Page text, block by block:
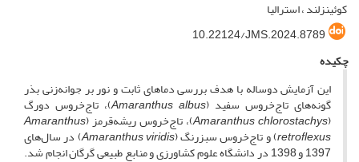
کوئینزلند ، استرالیا
10.22124/JMS.2024.8789
چکیده
این آزمایش دوساله با هدف بررسی دماهای ثابت و نور بر جوانه‌زنی بذر
گونه‌های تاج‌خروس سفید (Amaranthus albus)، تاج‌خروس دورگ
(
Amaranthus chlorostachys)، تاج‌خروس ریشه‌قرمز (Amaranthus
retroflexus) و تاج‌خروس سبزرنگ (Amaranthus viridis) در سال‌های
1397 و 1398 در دانشگاه علوم کشاورزی و منابع طبیعی گرگان انجام شد.